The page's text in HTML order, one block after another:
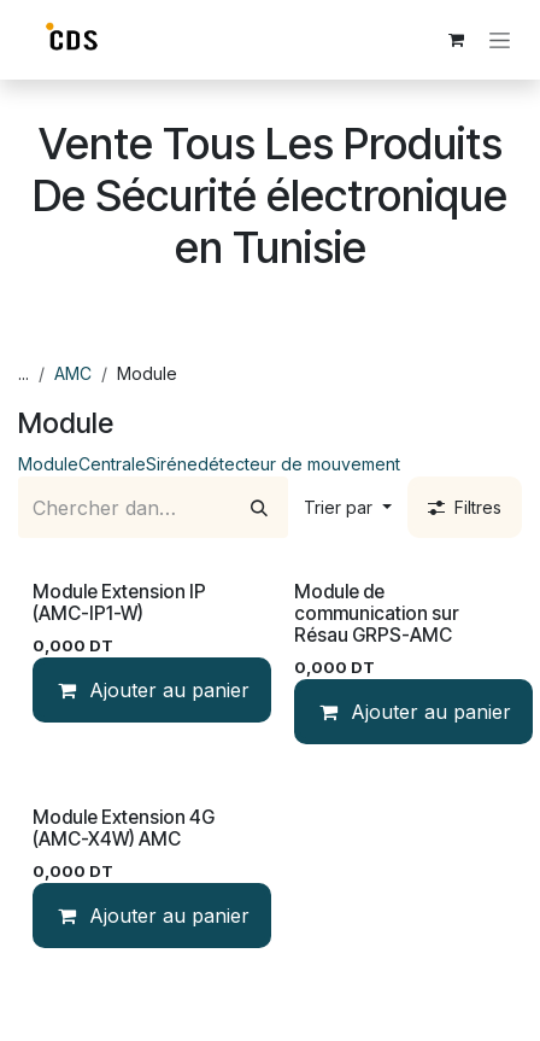
Vente Tous Les Produits
De Sécurité électronique
en Tunisie
... AMC Module
Module
ModuleCentraleSirénedétecteur de mouvement
Trier par Filtres
Module Extension IP
(AMC-IP1-W)
0,000 DT
Ajouter au panier
Module de
communication sur
Résau GRPS-AMC
0,000 DT
Ajouter au panier
Module Extension 4G
(AMC-X4W) AMC
0,000 DT
Ajouter au panier